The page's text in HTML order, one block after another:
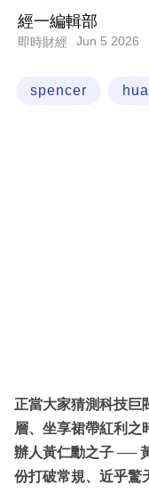
職
生
經一編輯部
即時財經 Jun 5 2026
spencer
正當大家猜測科技巨
層、坐享裙帶紅利之
辦人黃仁勳之子 ──
份打破常規、近乎驚